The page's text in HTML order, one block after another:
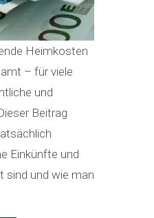
Heimkosten
– für viele
und
Beitrag
Einkünfte und
sind und wie man